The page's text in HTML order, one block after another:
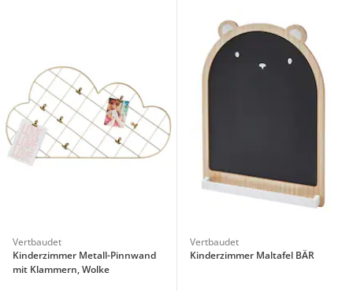
Vertbaudet
Kinderzimmer Metall-Pinnwand
mit Klammern, Wolke
Vertbaudet
Kinderzimmer Maltafel BÄR